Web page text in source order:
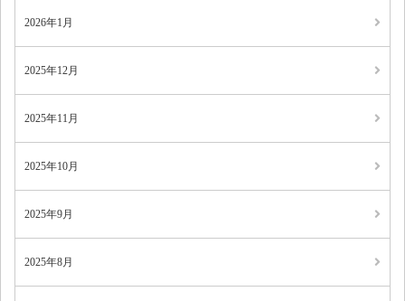
2026年1月
2025年12月
2025年11月
2025年10月
2025年9月
2025年8月